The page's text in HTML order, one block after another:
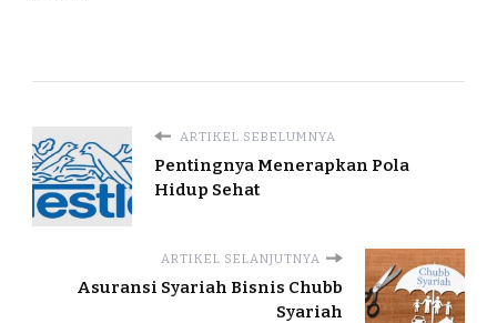
ARTIKEL SEBELUMNYA
Pentingnya Menerapkan Pola
Hidup Sehat
ARTIKEL SELANJUTNYA
Asuransi Syariah Bisnis Chubb
Syariah